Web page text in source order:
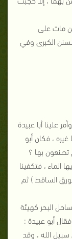
مات على
الكبرى وفي
علينا أبا عبيدة
غيره ، فكان أبو
تصنعون بها ؟
، فتكفينا
الساقط ) ثم
البحر كهيئة
أبو عبيدة :
الله ، وقد